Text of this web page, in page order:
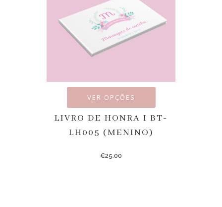
VER OPÇÕES
LIVRO DE HONRA I BT-
LH005 (MENINO)
€25.00